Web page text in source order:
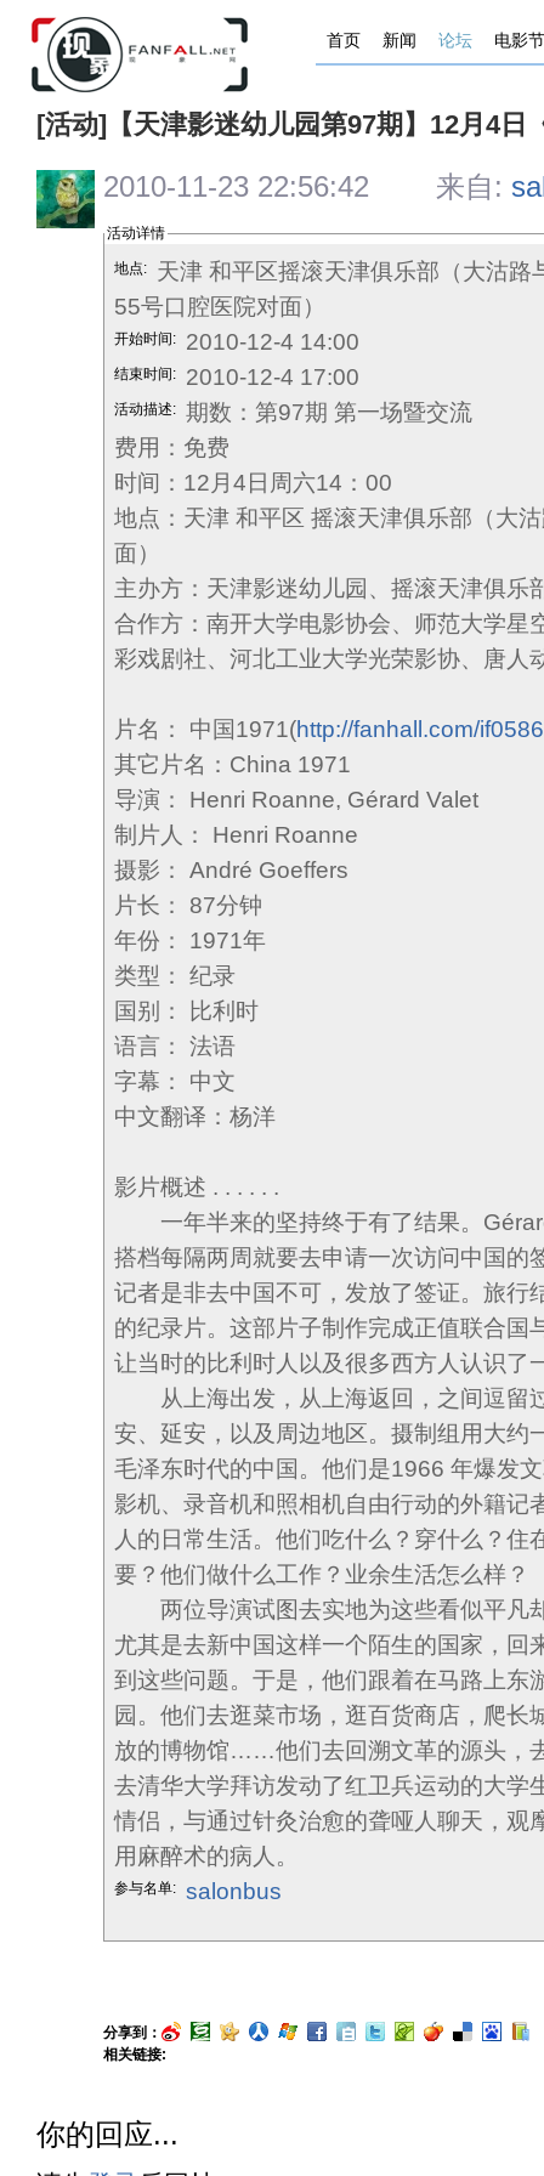
首页 新闻 论坛 电影节
[活动]【天津影迷幼儿园第97期】12月4日
2010-11-23 22:56:42 来自:
活动详情
地点:
天津 和平区摇滚天津俱乐部（大沽路
55号口腔医院对面）
开始时间: 2010-12-4 14:00
结束时间: 2010-12-4 17:00
活动描述: 期数：第97期 第一场暨交流
费用：免费
时间：12月4日周六14：00
地点：天津 和平区 摇滚天津俱乐部（大
面）
主办方：天津影迷幼儿园、摇滚天津俱乐
合作方：南开大学电影协会、师范大学星
彩戏剧社、河北工业大学光荣影协、唐人
片名： 中国1971(http://fanhall.com/
其它片名：China 1971
导演： Henri Roanne, Gérard Valet
制片人： Henri Roanne
摄影： André Goeffers
片长： 87分钟
年份： 1971年
类型： 纪录
国别： 比利时
语言： 法语
字幕： 中文
中文翻译：杨洋
影片概述 . . . . . .
一年半来的坚持终于有了结果。
搭档每隔两周就要去申请一次访问中国的
记者是非去中国不可，发放了签证。旅行
的纪录片。这部片子制作完成正值联合国
让当时的比利时人以及很多西方人认识了
从上海出发，从上海返回，之间逗留
安、延安，以及周边地区。摄制组用大约
毛泽东时代的中国。他们是1966 年爆发
影机、录音机和照相机自由行动的外籍记
人的日常生活。他们吃什么？穿什么？住
要？他们做什么工作？业余生活怎么样？
两位导演试图去实地为这些看似平凡
尤其是去新中国这样一个陌生的国家，回
到这些问题。于是，他们跟着在马路上东
园。他们去逛菜市场，逛百货商店，爬长
放的博物馆……他们去回溯文革的源头，
去清华大学拜访发动了红卫兵运动的大学
情侣，与通过针灸治愈的聋哑人聊天，观
用麻醉术的病人。
参与名单: salonbus
分享到：
相关链接:
你的回应...